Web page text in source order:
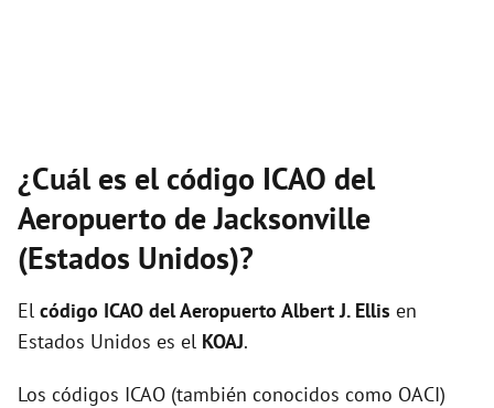
¿Cuál es el código ICAO del
Aeropuerto de Jacksonville
(Estados Unidos)?
El código ICAO delAeropuerto Albert J. Ellis en
Estados Unidos es el KOAJ.
Los códigos ICAO (también conocidos como OACI)